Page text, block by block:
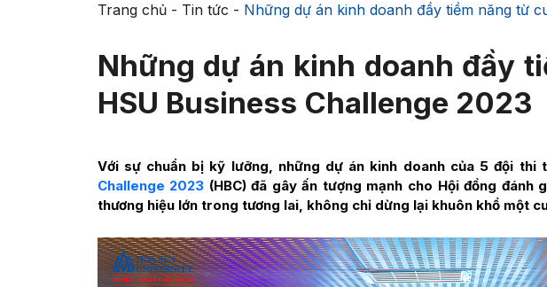
Trang chủ- Tin tức - Những dự án kinh doanh đầy tiềm năng từ
Những dự án kinh doanh đầy
HSU Business Challenge 2023
Với sự chuẩn bị kỹ lưỡng, những dự án kinh doanh của 5 đội thi
Challenge 2023 (HBC) đã gây ấn tượng mạnh cho Hội đồng
thương hiệu lớn trong tương lai, không chỉ dừng lại khuôn khổ một